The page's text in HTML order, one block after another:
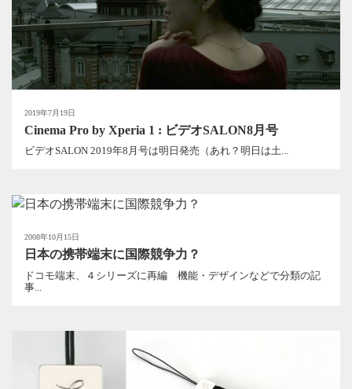
2019年7月19日
Cinema Pro by Xperia 1 : ビデオSALON8月号
ビデオSALON 2019年8月号は明日発売（あれ？明日は土...
2008年10月15日
日本の携帯端末に国際競争力？
ドコモ端末、４シリーズに再編 機能・デザインなどで分類の記
事...